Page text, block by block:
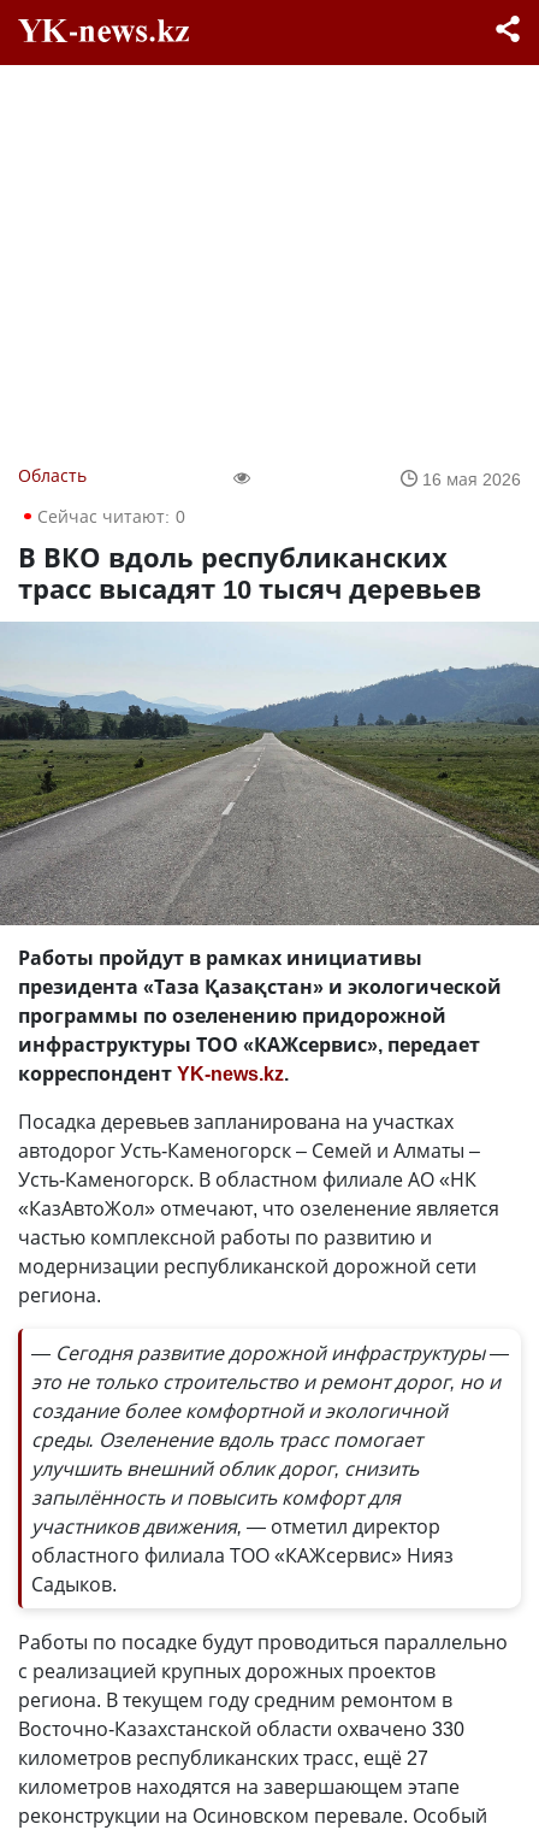
Область
16 мая 2026
Сейчас читают: 0
В ВКО вдоль республиканских
трасс высадят 10 тысяч деревьев
Работы пройдут в рамках инициативы
президента «Таза Қазақстан» и экологической
программы по озеленению придорожной
инфраструктуры ТОО «КАЖсервис», передает
корреспондентYK-news.kz.
Посадка деревьев запланирована на участках
автодорог Усть-Каменогорск – Семей и Алматы –
Усть-Каменогорск. В областном филиале АО «НК
«КазАвтоЖол» отмечают, что озеленение является
частью комплексной работы по развитию и
модернизации республиканской дорожной сети
региона.
— Сегодня развитие дорожной инфраструктуры —
это не только строительство и ремонт дорог, но и
создание более комфортной и экологичной
среды. Озеленение вдоль трасс помогает
улучшить внешний облик дорог, снизить
запылённость и повысить комфорт для
участников движения, — отметил директор
областного филиала ТОО «КАЖсервис» Нияз
Садыков.
Работы по посадке будут проводиться параллельно
с реализацией крупных дорожных проектов
региона. В текущем году средним ремонтом в
Восточно-Казахстанской области охвачено 330
километров республиканских трасс, ещё 27
километров находятся на завершающем этапе
реконструкции на Осиновском перевале. Особый